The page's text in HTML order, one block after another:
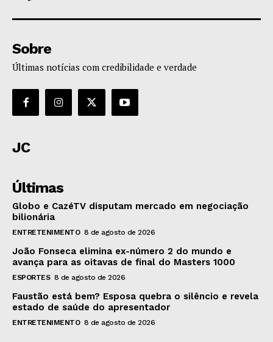
Sobre
Últimas notícias com credibilidade e verdade
JC
Últimas
Globo e CazéTV disputam mercado em negociação
bilionária
ENTRETENIMENTO 8 de agosto de 2026
João Fonseca elimina ex-número 2 do mundo e
avança para as oitavas de final do Masters 1000
ESPORTES 8 de agosto de 2026
Faustão está bem? Esposa quebra o silêncio e revela
estado de saúde do apresentador
ENTRETENIMENTO 8 de agosto de 2026